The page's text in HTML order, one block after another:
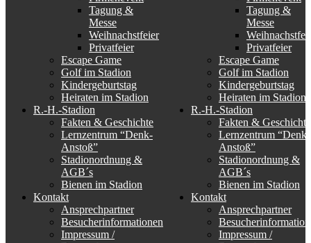
Tagung &
Messe
Weihnachstfeier
Privatfeier
Escape Game
Golf im Stadion
Kindergeburtstag
Heiraten im Stadion
R.-H.-Stadion
Fakten & Geschichte
Lernzentrum “Denk-
Anstoß”
Stadionordnung &
AGB´s
Bienen im Stadion
Kontakt
Ansprechpartner
Besucherinformationen
Impressum /
Tagung &
Messe
Privatfeier
Escape Game
Golf im Stadion
Kindergeburtstag
Heiraten im Stadion
R.-H.-Stadion
Fakten & Geschichte
Lernzentrum “Denk-
Anstoß”
Stadionordnung &
AGB´s
Bienen im Stadion
Kontakt
Ansprechpartner
Impressum /